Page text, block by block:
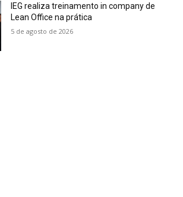
IEG realiza treinamento in company de
Lean Office na prática
5 de agosto de 2026